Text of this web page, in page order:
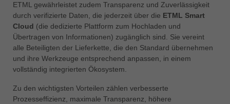
ETML gewährleistet zudem Transparenz und Zuverlässigkeit
durch verifizierte Daten, die jederzeit über die ETML Smart
Cloud (die dedizierte Plattform zum Hochladen und
Übertragen von Informationen) zugänglich sind. Sie vereint
alle Beteiligten der Lieferkette, die den Standard übernehmen
und ihre Werkzeuge entsprechend anpassen, in einem
vollständig integrierten Ökosystem.
Zu den wichtigsten Vorteilen zählen verbesserte
Prozesseffizienz, maximale Transparenz, höhere